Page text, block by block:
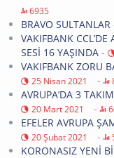
6935
BRAVO SULTANLAR
VAKIFBANK
SESİ 16 YAŞINDA -
VAKIFBANK ZORU
25 Nisan 2021 -
AVRUPA’DA 3
20 Mart 2021 -
EFELER AVRUPA
20 Şubat 2021 -
KORONASIZ YENİ